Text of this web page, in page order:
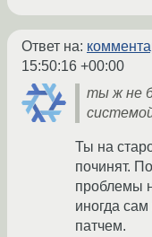
Ответ на:
15:50:16 +00:00
ты ж не
Ты на
починят.
проблемы
иногда
патчем.